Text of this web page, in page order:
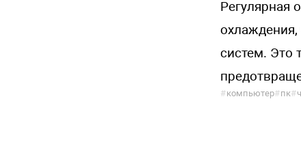
Регулярная
систем. Это
#компьютер#пк#